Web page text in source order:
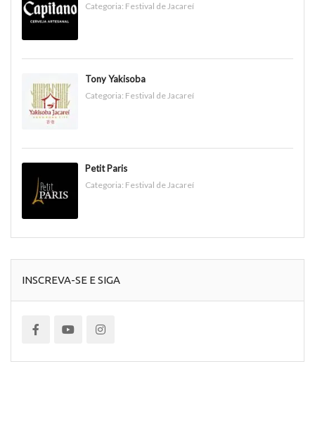
Categoria: Festival de Jacareí
Tony Yakisoba
Categoria: Festival de Jacareí
Petit Paris
Categoria: Festival de Jacareí
INSCREVA-SE E SIGA